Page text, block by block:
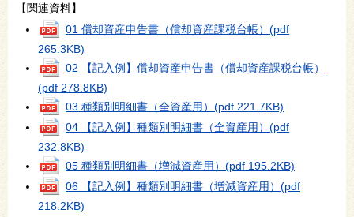
【関連資料】
01 償却資産申告書（償却資産課税台帳） (pdf
265.3KB)
02 【記入例】償却資産申告書（償却資産課税台帳）
(pdf 278.8KB)
03 種類別明細書（全資産用） (pdf 221.7KB)
04 【記入例】種類別明細書（全資産用） (pdf
232.8KB)
05 種類別明細書（増減資産用） (pdf 195.2KB)
06 【記入例】種類別明細書（増減資産用） (pdf
218.2KB)